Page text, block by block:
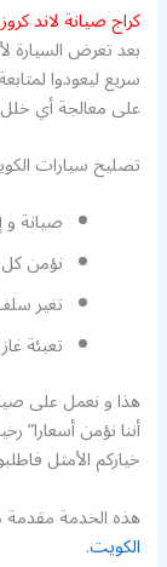
كراج صيانة لاند
بعد تعرض
سريع ليعودوا
على معالجة أي
تصليح سيارات
صيانة
نؤمن كل
تغير
تعبئة
هذا و نعمل على
أننا نؤمن أسعارا”
خياركم الأمثل
هذه الخدمة مقدمة
الكويت.